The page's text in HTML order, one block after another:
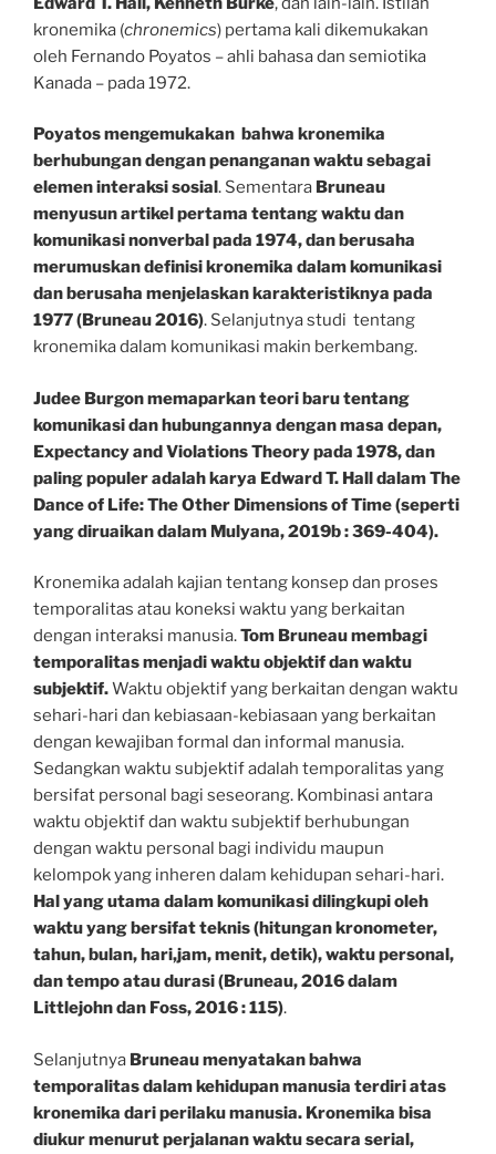
kronemika (chronemics) pertama kali dikemukakan
oleh Fernando Poyatos – ahli bahasa dan semiotika
Kanada – pada 1972.
Poyatos mengemukakan bahwa kronemika
berhubungan dengan penanganan waktu sebagai
elemen interaksi sosial. Sementara Bruneau
menyusun artikel pertama tentang waktu dan
komunikasi nonverbal pada 1974, dan berusaha
merumuskan definisi kronemika dalam komunikasi
dan berusaha menjelaskan karakteristiknya pada
1977 (Bruneau 2016). Selanjutnya studi tentang
kronemika dalam komunikasi makin berkembang.
Judee Burgon memaparkan teori baru tentang
komunikasi dan hubungannya dengan masa depan,
Expectancy and Violations Theory pada 1978, dan
paling populer adalah karya Edward T. Hall dalam The
Dance of Life: The Other Dimensions of Time (seperti
yang diruaikan dalam Mulyana, 2019b : 369-404).
Kronemika adalah kajian tentang konsep dan proses
temporalitas atau koneksi waktu yang berkaitan
dengan interaksi manusia.Tom Bruneau membagi
temporalitas menjadi waktu objektif dan waktu
subjektif.Waktu objektif yang berkaitan dengan waktu
sehari-hari dan kebiasaan-kebiasaan yang berkaitan
dengan kewajiban formal dan informal manusia.
Sedangkan waktu subjektif adalah temporalitas yang
bersifat personal bagi seseorang. Kombinasi antara
waktu objektif dan waktu subjektif berhubungan
dengan waktu personal bagi individu maupun
kelompok yang inheren dalam kehidupan sehari-hari.
Hal yang utama dalam komunikasi dilingkupi oleh
waktu yang bersifat teknis (hitungan kronometer,
tahun, bulan, hari,jam, menit, detik), waktu personal,
dan tempo atau durasi (Bruneau, 2016 dalam
Littlejohn dan Foss, 2016 : 115).
Selanjutnya Bruneau menyatakan bahwa
temporalitas dalam kehidupan manusia terdiri atas
kronemika dari perilaku manusia. Kronemika bisa
diukur menurut perjalanan waktu secara serial,